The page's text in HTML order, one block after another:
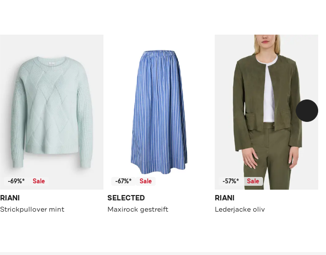
-69%* Sale
RIANI
Strickpullover mint
-67%* Sale
SELECTED
Maxirock gestreift
-57%* Sale
RIANI
Lederjacke oliv